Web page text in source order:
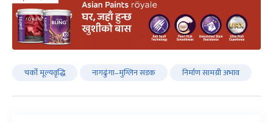
चर्को मूल्यवृद्धि नागढुंगा–मुग्लिन सडक निर्माण सामग्री अभाव